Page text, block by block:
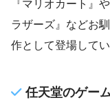
『マリオカート』
ラザーズ』などお
作として登場してい
任天堂のゲー